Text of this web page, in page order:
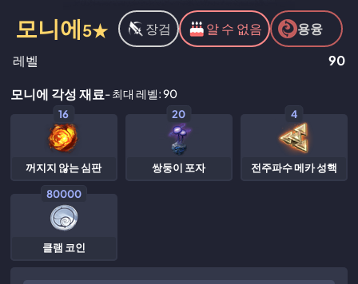
모니에5★ 장검 알 수 없음
용융
레벨
90
모니에 각성 재료- 최대 레벨: 90
꺼지지 않는 심판
16
쌍둥이 포자
20
전주파수 메카 성핵
4
클램 코인
80000